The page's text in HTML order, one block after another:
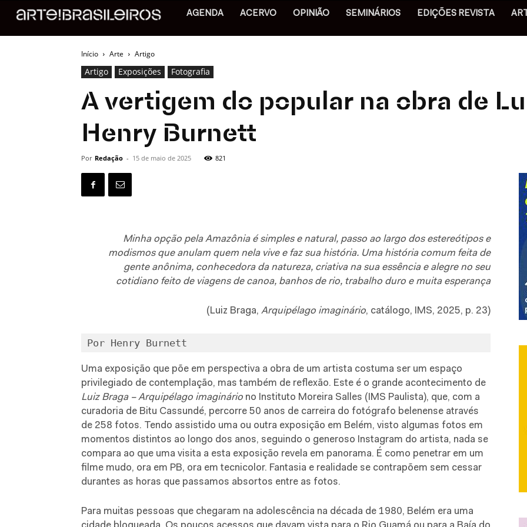
AGENDA ACERVO OPINIÃO SEMINÁRIOS EDIÇÕES REVISTA
Início Arte Artigo
Artigo Exposições Fotografia
A vertigem do popular na obra de
Henry Burnett
Por Redação - 15 de maio de 2025 821
Minha opção pela Amazônia é simples e natural, passo ao largo dos estereótipos e
modismos que anulam quem nela vive e faz sua história. Uma história comum feita de
gente anônima, conhecedora da natureza, criativa na sua essência e alegre no seu
cotidiano feito de viagens de canoa, banhos de rio, trabalho duro e muita esperança
(Luiz Braga, Arquipélago imaginário, catálogo, IMS, 2025, p. 23)
Por Henry Burnett
Uma exposição que põe em perspectiva a obra de um artista costuma ser um espaço
privilegiado de contemplação, mas também de reflexão. Este é o grande acontecimento de
Luiz Braga – Arquipélago imaginário no Instituto Moreira Salles (IMS Paulista), que, com a
curadoria de Bitu Cassundé, percorre 50 anos de carreira do fotógrafo belenense através
de 258 fotos. Tendo assistido uma ou outra exposição em Belém, visto algumas fotos em
momentos distintos ao longo dos anos, seguindo o generoso Instagram do artista, nada se
compara ao que uma visita a esta exposição revela em panorama. É como penetrar em um
filme mudo, ora em PB, ora em tecnicolor. Fantasia e realidade se contrapõem sem cessar
durantes as horas que passamos absortos entre as fotos.
Para muitas pessoas que chegaram na adolescência na década de 1980, Belém era uma